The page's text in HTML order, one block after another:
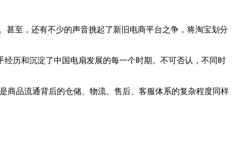
至，还有不少的声音挑起了新旧电商平台之争，将淘宝划分
历和沉淀了中国电扇发展的每一个时期。不可否认，不同时
商品流通背后的仓储、物流、售后、客服体系的复杂程度同样